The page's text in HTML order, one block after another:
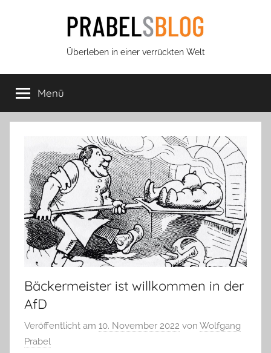
Prabels
Blog
Überleben in einer verrückten Welt
Menü
Bäckermeister ist willkommen in der
AfD
Veröffentlicht am 10. November 2022 von Wolfgang
Prabel